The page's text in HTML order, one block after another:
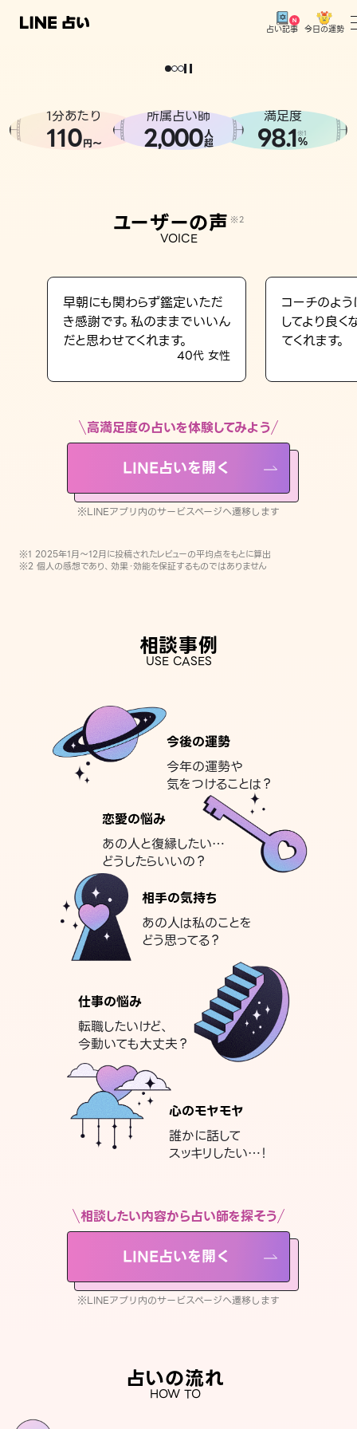
占い記事 今日の運勢
相談事例
LINE占いを開く
※LINEアプリ内のサービスページへ遷移します
どうせなら
。
1分あたり
110円〜
所属占い師
2,000人
超
満足度
98.1※1
%
ユーザーの声 ※2
VOICE
早朝にも関わらず鑑定いただ
き感謝です。私のままでいいん
だと思わせてくれます。
40代 女性
コーチのよ
してより良
てくれます。
高満足度の占いを体験してみよう
LINE占いを開く
※LINEアプリ内のサービスページへ遷移します
※1 2025年1月〜12月に投稿されたレビューの平均点をもとに算出
※2 個人の感想であり、効果・効能を保証するものではありません
相談事例
USE CASES
今後の運勢
今年の運勢や
気をつけることは？
恋愛の悩み
あの人と復縁したい…
どうしたらいいの？
相手の気持ち
あの人は私のことを
どう思ってる？
仕事の悩み
転職したいけど、
今動いても大丈夫？
心のモヤモヤ
誰かに話して
スッキリしたい…！
相談したい内容から占い師を探そう
LINE占いを開く
※LINEアプリ内のサービスページへ遷移します
占いの流れ
HOW TO